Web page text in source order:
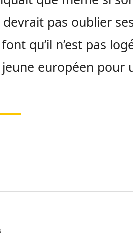
pas oublier
qu’il n’est pas
jeune européen pour